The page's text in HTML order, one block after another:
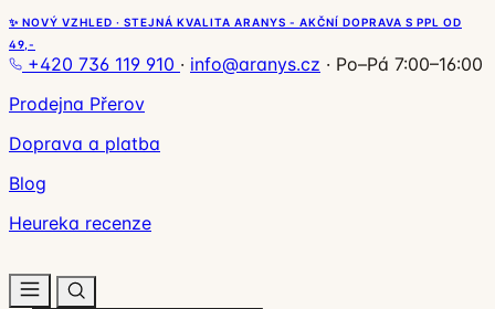
✨ NOVÝ VZHLED · STEJNÁ KVALITA ARANYS - AKČNÍ DOPRAVA S PPL OD
49,-
+420 736 119 910 · info@aranys.cz · Po–Pá 7:00–16:00
Prodejna Přerov
Doprava a platba
Blog
Heureka recenze